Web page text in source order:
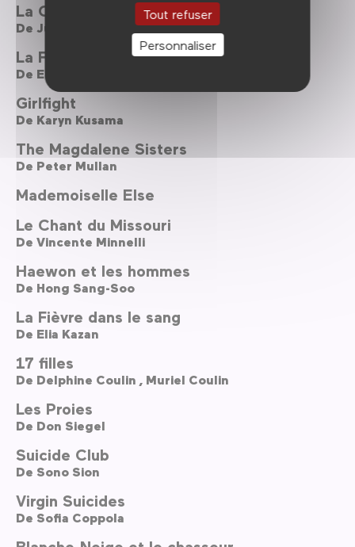
Tout refuser
Personnaliser
La Comtesse
De Julie Delpy
La Fièvre dans le sang
De Elia Kazan
Girlfight
De Karyn Kusama
The Magdalene Sisters
De Peter Mullan
Mademoiselle Else
Le Chant du Missouri
De Vincente Minnelli
Haewon et les hommes
De Hong Sang-Soo
La Fièvre dans le sang
De Elia Kazan
17 filles
De Delphine Coulin , Muriel Coulin
Les Proies
De Don Siegel
Suicide Club
De Sono Sion
Virgin Suicides
De Sofia Coppola